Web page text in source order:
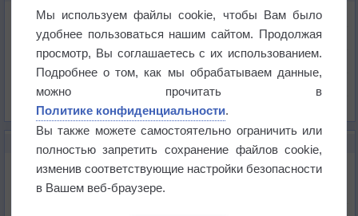
Температура
Давление
Осадки
Список всех карт
Космическая погода влияет на транспорт
Мы используем файлы cookie, чтобы Вам было
удобнее пользоваться нашим сайтом. Продолжая
просмотр, Вы соглашаетесь с их использованием.
Подробнее о том, как мы обрабатываем данные,
можно прочитать в
Политике конфиденциальности.
Вы также можете самостоятельно ограничить или
полностью запретить сохранение файлов cookie,
изменив соответствующие настройки безопасности
в Вашем веб-браузере.